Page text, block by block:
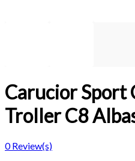
Carucior Sport
Troller C8
0Review(s)